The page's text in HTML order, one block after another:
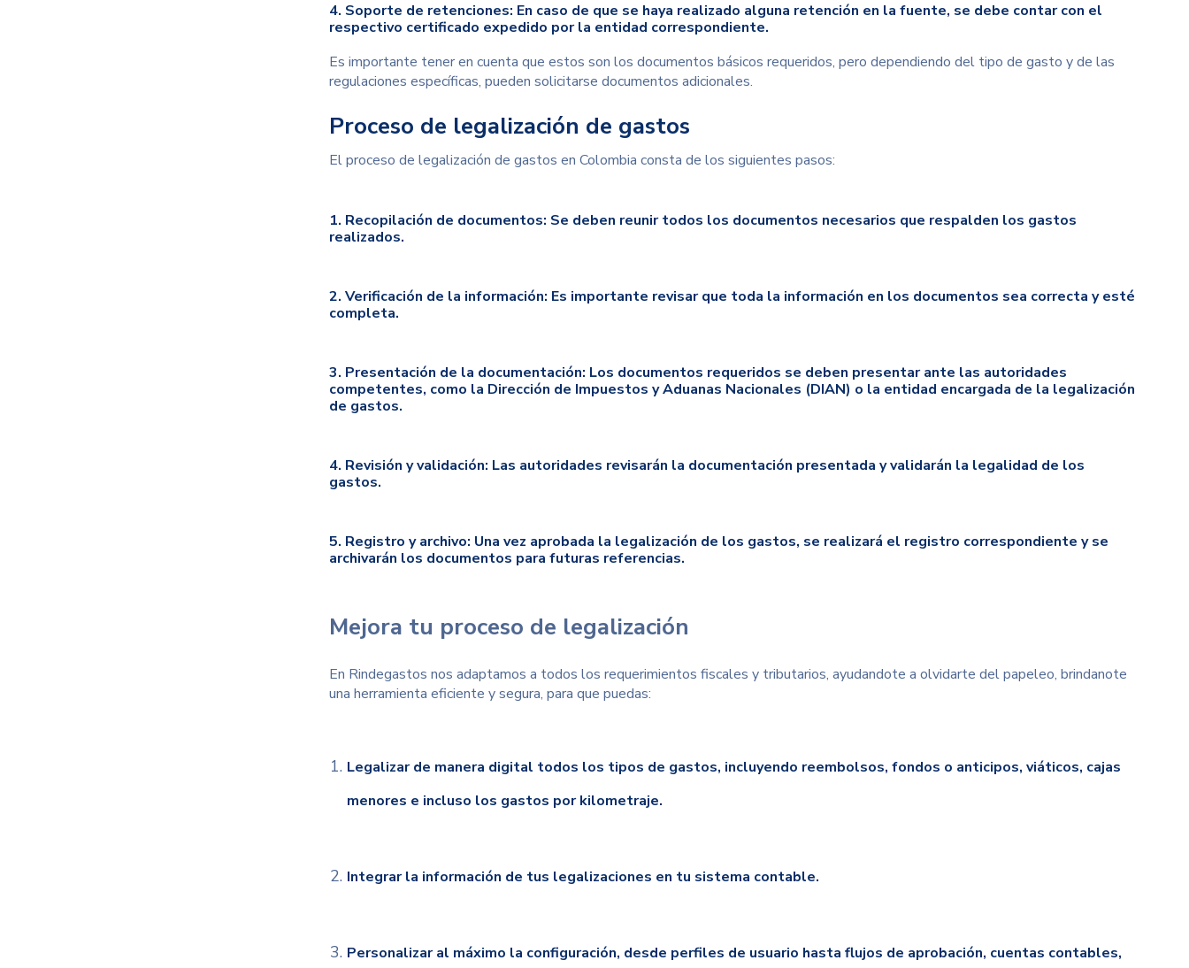
4. Soporte de retenciones: En caso de que se haya realizado alguna retención en la fuente, se debe contar con el
respectivo certificado expedido por la entidad correspondiente.
Es importante tener en cuenta que estos son los documentos básicos requeridos, pero dependiendo del tipo de gasto y de las
regulaciones específicas, pueden solicitarse documentos adicionales.
Proceso de legalización de gastos
El proceso de legalización de gastos en Colombia consta de los siguientes pasos:
1. Recopilación de documentos: Se deben reunir todos los documentos necesarios que respalden los gastos
realizados.
2. Verificación de la información: Es importante revisar que toda la información en los documentos sea correcta y esté
completa.
3. Presentación de la documentación: Los documentos requeridos se deben presentar ante las autoridades
competentes, como la Dirección de Impuestos y Aduanas Nacionales (DIAN) o la entidad encargada de la legalización
de gastos.
4. Revisión y validación: Las autoridades revisarán la documentación presentada y validarán la legalidad de los
gastos.
5. Registro y archivo: Una vez aprobada la legalización de los gastos, se realizará el registro correspondiente y se
archivarán los documentos para futuras referencias.
Mejora tu proceso de legalización
En Rindegastos nos adaptamos a todos los requerimientos fiscales y tributarios, ayudandote a olvidarte del papeleo, brindanote
una herramienta eficiente y segura, para que puedas:
Legalizar de manera digital todos los tipos de gastos, incluyendo reembolsos, fondos o anticipos, viáticos, cajas
menores e incluso los gastos por kilometraje.
Integrar la información de tus legalizaciones en tu sistema contable.
Personalizar al máximo la configuración, desde perfiles de usuario hasta flujos de aprobación, cuentas contables,